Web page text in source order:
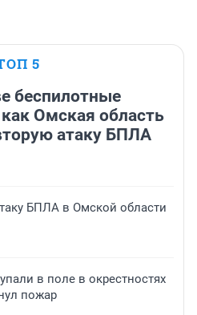
5
беспилотные
Омская область
атаку БПЛА
БПЛА в Омской области
в поле в окрестностях
пожар